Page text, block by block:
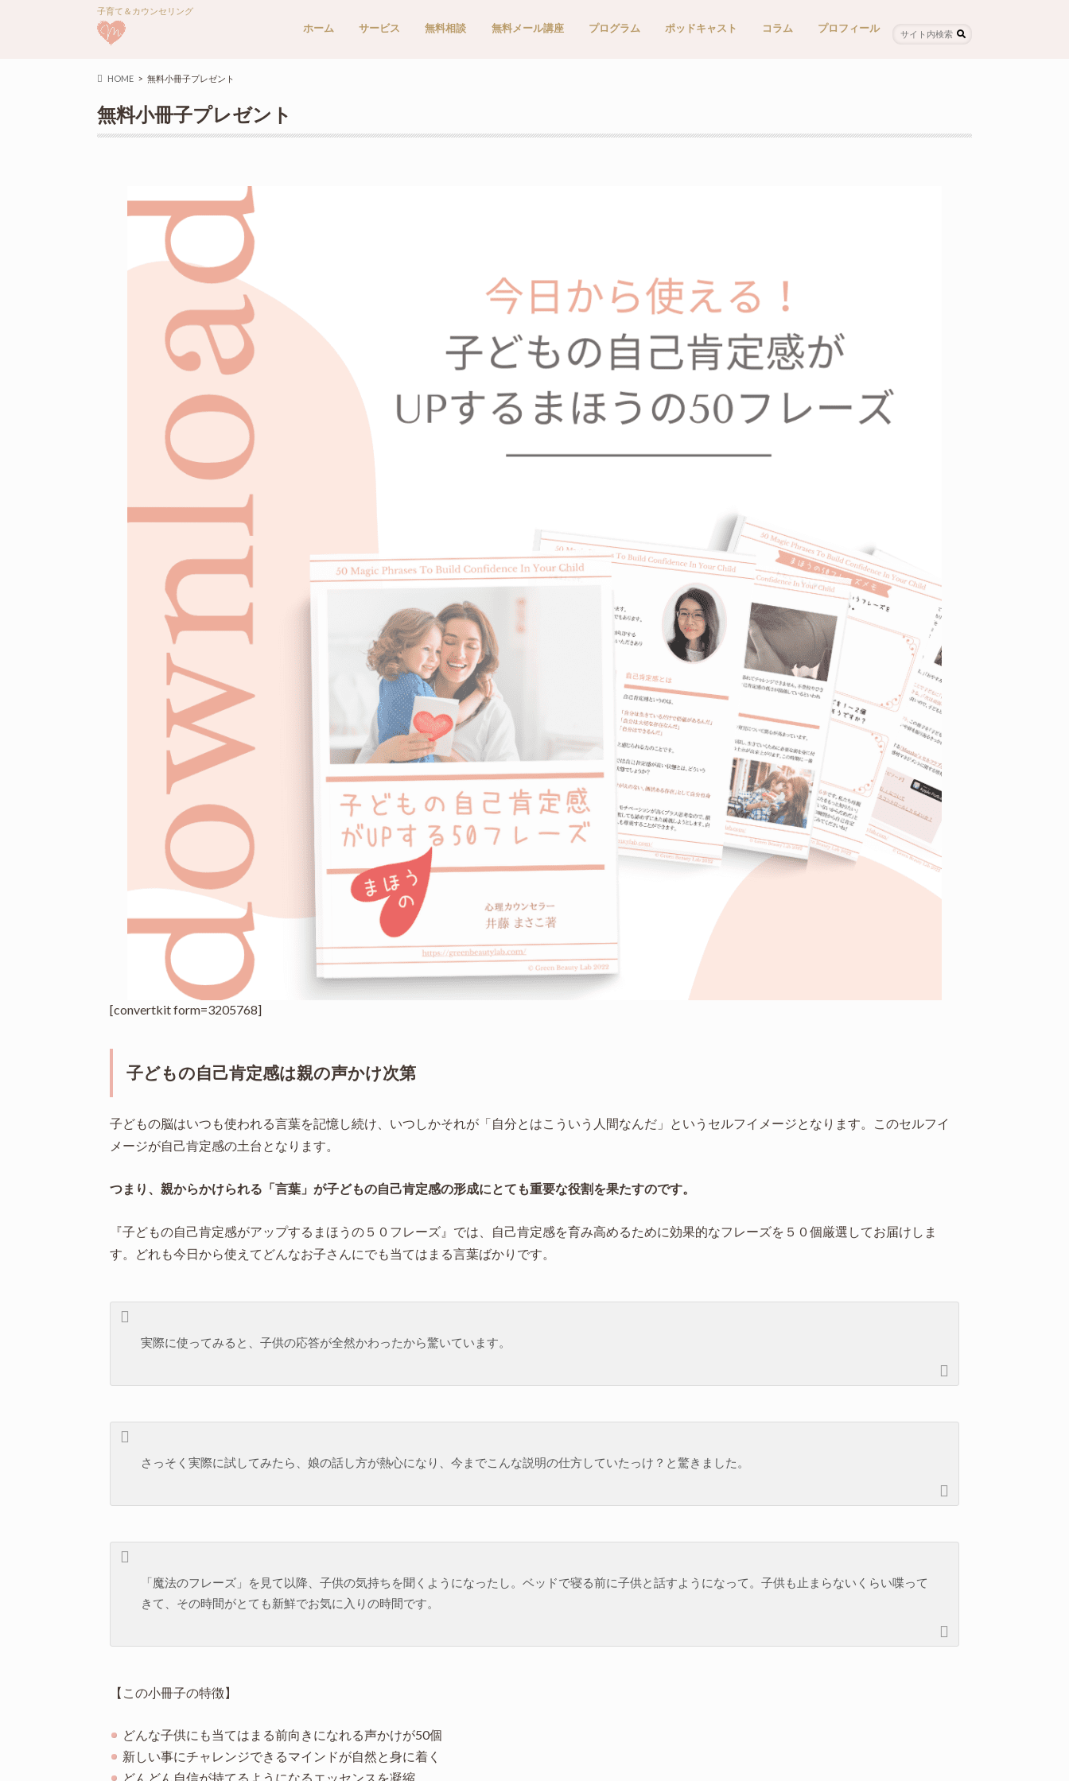
子育て＆カウンセリング
ホーム サービス 無料相談 無料メール講座 プログラム ポッドキャスト コラム プロフィール
HOME 無料小冊子プレゼント
無料小冊子プレゼント
[convertkit form=3205768]
子どもの自己肯定感は親の声かけ次第
子どもの脳はいつも使われる言葉を記憶し続け、いつしかそれが「自分とはこういう人間なんだ」というセルフイメージとなります。このセルフイ
メージが自己肯定感の土台となります。
つまり、親からかけられる「言葉」が子どもの自己肯定感の形成にとても重要な役割を果たすのです。
『子どもの自己肯定感がアップするまほうの５０フレーズ』では、自己肯定感を育み高めるために効果的なフレーズを５０個厳選してお届けしま
す。どれも今日から使えてどんなお子さんにでも当てはまる言葉ばかりです。
実際に使ってみると、子供の応答が全然かわったから驚いています。
さっそく実際に試してみたら、娘の話し方が熱心になり、今までこんな説明の仕方していたっけ？と驚きました。
「魔法のフレーズ」を見て以降、子供の気持ちを聞くようになったし。ベッドで寝る前に子供と話すようになって。子供も止まらないくらい喋って
きて、その時間がとても新鮮でお気に入りの時間です。
【この小冊子の特徴】
どんな子供にも当てはまる前向きになれる声かけが50個
新しい事にチャレンジできるマインドが自然と身に着く
どんどん自信が持てるようになるエッセンスを凝縮